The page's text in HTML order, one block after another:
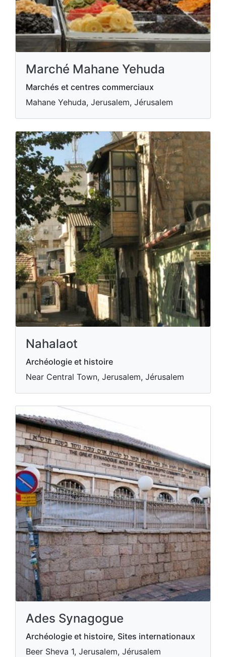
Marché Mahane Yehuda
Marchés et centres commerciaux
Mahane Yehuda, Jerusalem, Jérusalem
Nahalaot
Archéologie et histoire
Near Central Town, Jerusalem, Jérusalem
Ades Synagogue
Archéologie et histoire, Sites internationaux
Beer Sheva 1, Jerusalem, Jérusalem